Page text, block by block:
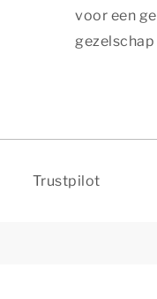
voor een
Trustpilot